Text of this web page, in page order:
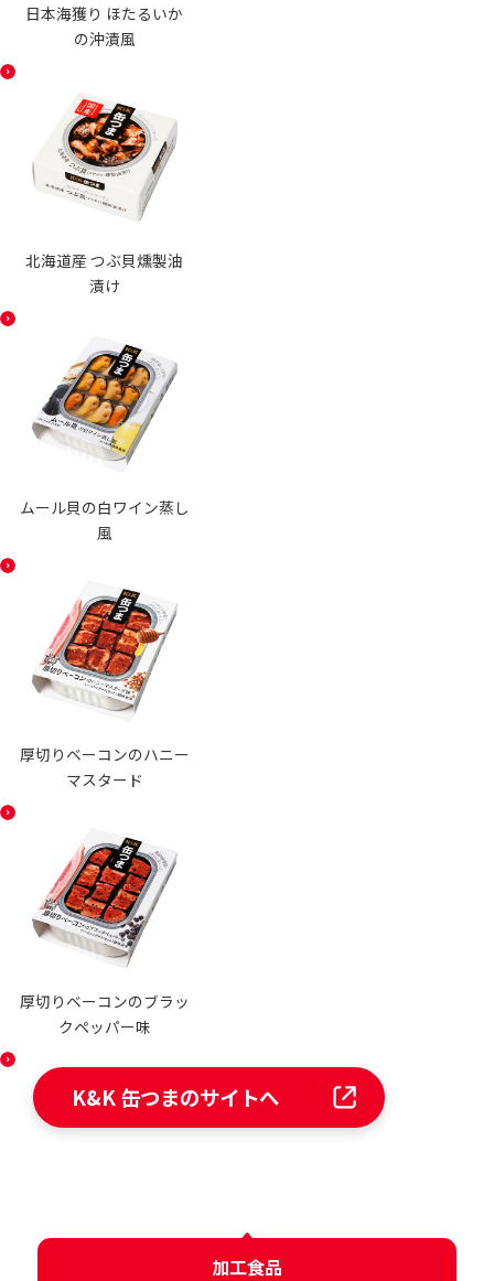
日本海獲り ほたるいか
の沖漬風
北海道産 つぶ貝燻製油
漬け
ムール貝の白ワイン蒸し
風
厚切りベーコンのハニー
マスタード
厚切りベーコンのブラッ
クペッパー味
K&K 缶つまのサイトへ
加工食品